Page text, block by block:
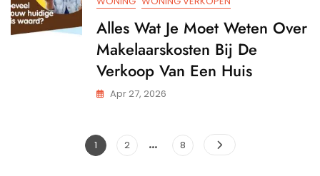
Alles Wat Je Moet Weten Over
Makelaarskosten Bij De
Verkoop Van Een Huis
Apr 27, 2026
Berichtnavigatie
Pagina
1 Pagina
2 … Pagina
8